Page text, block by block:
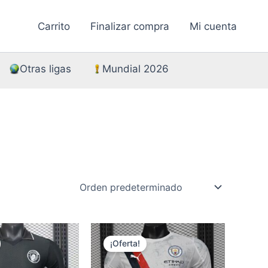
Carrito Finalizar compra Mi cuenta
Otras ligas Mundial 2026
¡Oferta!